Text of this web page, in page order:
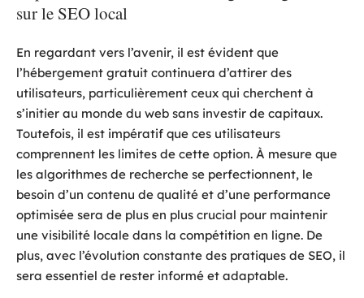
sur le SEO local
En regardant vers l’avenir, il est évident que
l’hébergement gratuit continuera d’attirer des
utilisateurs, particulièrement ceux qui cherchent à
s’initier au monde du web sans investir de capitaux.
Toutefois, il est impératif que ces utilisateurs
comprennent les limites de cette option. À mesure que
les algorithmes de recherche se perfectionnent, le
besoin d’un contenu de qualité et d’une performance
optimisée sera de plus en plus crucial pour maintenir
une visibilité locale dans la compétition en ligne. De
plus, avec l’évolution constante des pratiques de SEO, il
sera essentiel de rester informé et adaptable.